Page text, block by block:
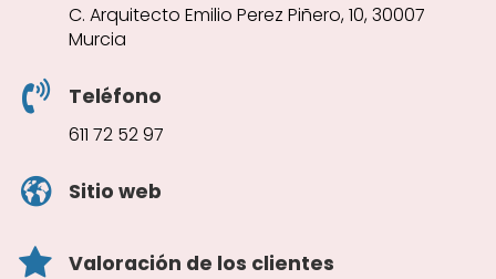
C. Arquitecto Emilio Perez Piñero, 10, 30007
Murcia
Teléfono
611 72 52 97
Sitio web
Valoración de los clientes